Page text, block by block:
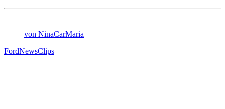
von NinaCarMaria
FordNewsClips